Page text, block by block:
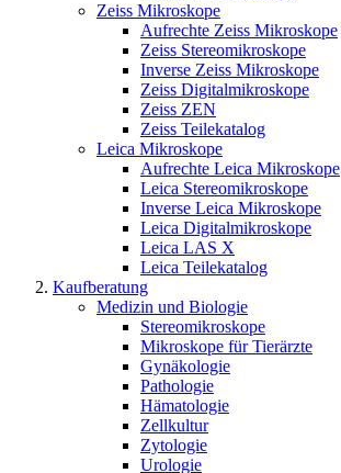
Zeiss Mikroskope
Aufrechte Zeiss Mikroskope
Zeiss Stereomikroskope
Inverse Zeiss Mikroskope
Zeiss Digitalmikroskope
Zeiss ZEN
Zeiss Teilekatalog
Leica Mikroskope
Aufrechte Leica Mikroskope
Leica Stereomikroskope
Inverse Leica Mikroskope
Leica Digitalmikroskope
Leica LAS X
Leica Teilekatalog
Kaufberatung
Medizin und Biologie
Stereomikroskope
Mikroskope für Tierärzte
Gynäkologie
Pathologie
Hämatologie
Zellkultur
Zytologie
Urologie